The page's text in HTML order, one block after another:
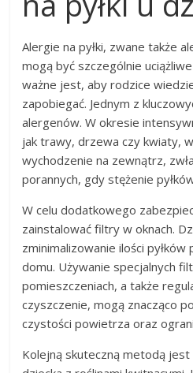
Alergie na pyłki, zwane także
mogą być szczególnie
ważne jest, aby rodzice
zapobiegać. Jednym z
alergenów. W okresie
jak trawy, drzewa czy kwiaty,
wychodzenie na zewnątrz,
porannych, gdy stężenie
W celu dodatkowego
zainstalować filtry w oknach.
zminimalizowanie ilości
domu. Używanie specjalnych
pomieszczeniach, a także
czyszczenie, mogą znacząco
czystości powietrza oraz
Kolejną skuteczną metodą